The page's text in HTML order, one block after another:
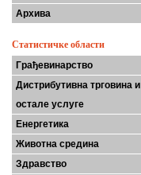
Архива
Статистичке области
Грађевинарство
Дистрибутивна трговина и
остале услуге
Енергетика
Животна средина
Здравство